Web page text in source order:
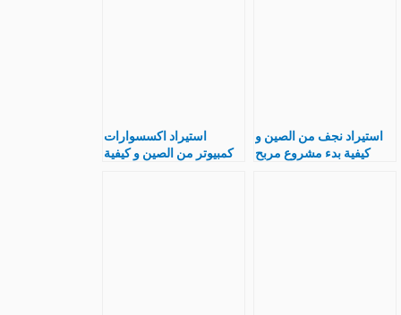
استيراد نجف من الصين و
كيفية بدء مشروع مربح
استيراد اكسسوارات
كمبيوتر من الصين و كيفية